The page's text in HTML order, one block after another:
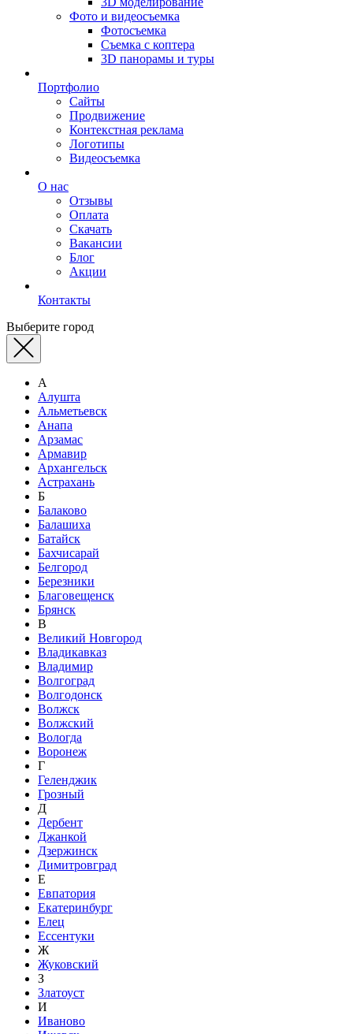
Фото и видеосъемка
Фотосъемка
Съемка с коптера
3D панорамы и туры
Портфолио
Сайты
Продвижение
Контекстная реклама
Логотипы
Видеосъемка
О нас
Отзывы
Оплата
Скачать
Вакансии
Блог
Акции
Контакты
Выберите город
А
Алушта
Альметьевск
Анапа
Арзамас
Армавир
Архангельск
Астрахань
Б
Балаково
Балашиха
Батайск
Бахчисарай
Белгород
Березники
Благовещенск
Брянск
В
Великий Новгород
Владикавказ
Владимир
Волгоград
Волгодонск
Волжск
Волжский
Вологда
Воронеж
Г
Геленджик
Грозный
Д
Дербент
Джанкой
Дзержинск
Димитровград
Е
Евпатория
Екатеринбург
Елец
Ессентуки
Ж
Жуковский
З
Златоуст
И
Иваново